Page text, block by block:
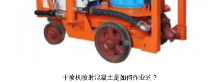
干喷机喷射混凝土是如何作业的？